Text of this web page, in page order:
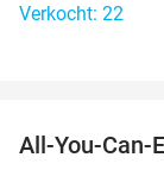
Verkocht: 22
All-You-Can-